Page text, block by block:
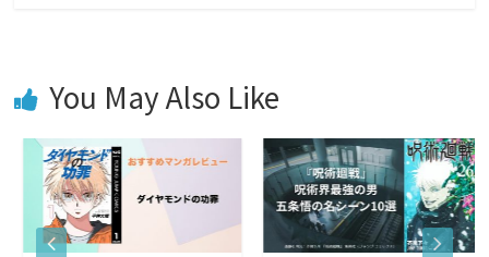
You May Also Like